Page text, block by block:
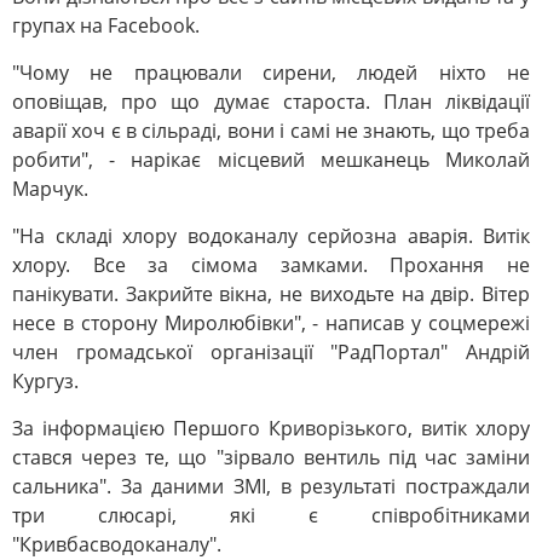
групах на Facebook.
"Чому не працювали сирени, людей ніхто не
оповіщав, про що думає староста. План ліквідації
аварії хоч є в сільраді, вони і самі не знають, що треба
робити", - нарікає місцевий мешканець Миколай
Марчук.
"На складі хлору водоканалу серйозна аварія. Витік
хлору. Все за сімома замками. Прохання не
панікувати. Закрийте вікна, не виходьте на двір. Вітер
несе в сторону Миролюбівки", - написав у соцмережі
член громадської організації "РадПортал" Андрій
Кургуз.
За інформацією Першого Криворізького, витік хлору
стався через те, що "зірвало вентиль під час заміни
сальника". За даними ЗМІ, в результаті постраждали
три слюсарі, які є співробітниками
"Кривбасводоканалу".